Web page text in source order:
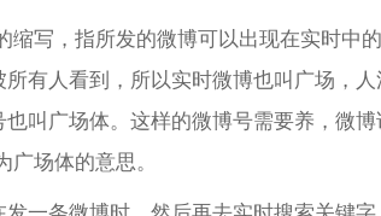
缩写，指所发的微博可以出现在实时中
有人看到，所以实时微博也叫广场，
叫广场体。这样的微博号需要养，微
场体的意思。